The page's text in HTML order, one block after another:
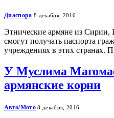
Диаспора 8 декабря, 2016
Этнические армяне из
смогут получать паспорта
учреждениях в этих странах.
У Муслима
армянские корни
Авто/Мото 8 декабря, 2016